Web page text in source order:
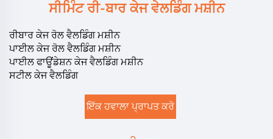
ਸੀਮਿੰਟ ਰੀ-ਬਾਰ ਕੇਜ ਵੇਲਡਿੰਗ ਮਸ਼ੀਨ
ਰੀਬਾਰ ਕੇਜ ਰੋਲ ਵੈਲਡਿੰਗ ਮਸ਼ੀਨ
ਪਾਈਲ ਕੇਜ ਰੋਲ ਵੈਲਡਿੰਗ ਮਸ਼ੀਨ
ਪਾਈਲ ਫਾਊਂਡੇਸ਼ਨ ਕੇਜ ਵੈਲਡਿੰਗ ਮਸ਼ੀਨ
ਸਟੀਲ ਕੇਜ ਵੈਲਡਿੰਗ
ਇੱਕ ਹਵਾਲਾ ਪ੍ਰਾਪਤ ਕਰੋ